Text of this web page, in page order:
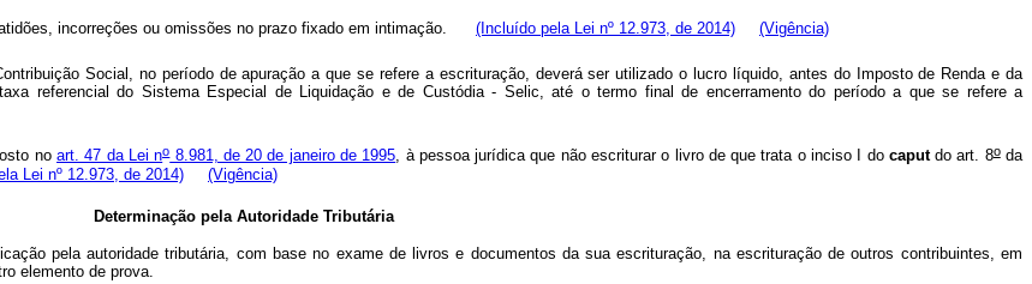
incorreções ou omissões no prazo fixado em intimação. (Incluído pela Lei nº 12.973, de 2014) (Vigência)
Social, no período de apuração a que se refere a escrituração, deverá ser utilizado o lucro líquido, antes do Imposto de Renda e da
referencial do Sistema Especial de Liquidação e de Custódia - Selic, até o termo final de encerramento do período a que se refere a
noart. 47 da Lei no8.981, de 20 de janeiro de 1995, à pessoa jurídica que não escriturar o livro de que trata o inciso I do caputdo art. 8oda
Lei nº 12.973, de 2014) (Vigência)
Determinação pela Autoridade Tributária
pela autoridade tributária, com base no exame de livros e documentos da sua escrituração, na escrituração de outros contribuintes, em
elemento de prova.